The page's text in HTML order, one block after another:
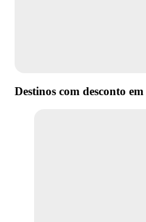
Destinos com desconto em